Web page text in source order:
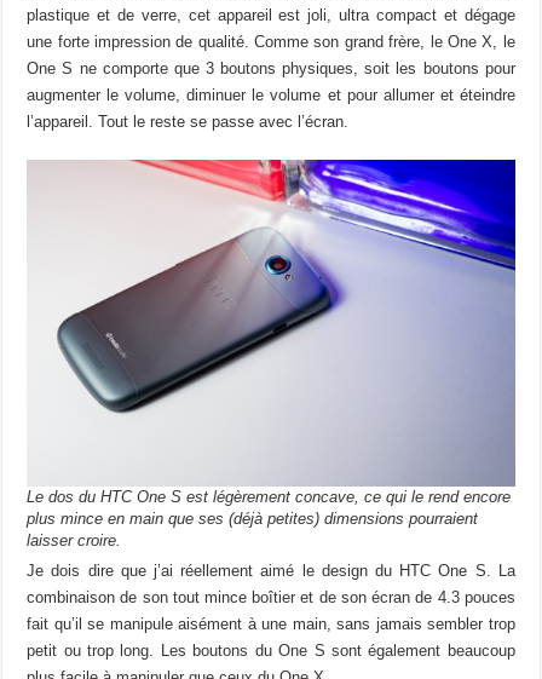
plastique et de verre, cet appareil est joli, ultra compact et dégage
une forte impression de qualité. Comme son grand frère, le One X, le
One S ne comporte que 3 boutons physiques, soit les boutons pour
augmenter le volume, diminuer le volume et pour allumer et éteindre
l’appareil. Tout le reste se passe avec l’écran.
Le dos du HTC One S est légèrement concave, ce qui le rend encore
plus mince en main que ses (déjà petites) dimensions pourraient
laisser croire.
Je dois dire que j’ai réellement aimé le design du HTC One S. La
combinaison de son tout mince boîtier et de son écran de 4.3 pouces
fait qu’il se manipule aisément à une main, sans jamais sembler trop
petit ou trop long. Les boutons du One S sont également beaucoup